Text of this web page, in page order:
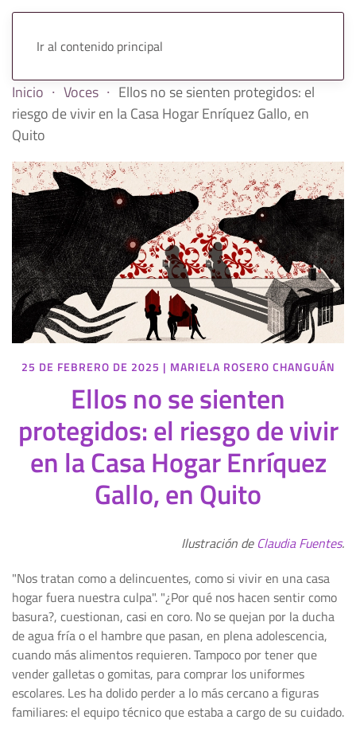
Ir al contenido principal
Inicio Voces
Ellos no se sienten protegidos: el
riesgo de vivir en la Casa Hogar Enríquez Gallo, en
Quito
25 DE FEBRERO DE 2025 | MARIELA ROSERO CHANGUÁN
Ellos no se sienten
protegidos: el riesgo de vivir
en la Casa Hogar Enríquez
Gallo, en Quito
Ilustración deClaudia Fuentes.
"Nos tratan como a delincuentes, como si vivir en una casa
hogar fuera nuestra culpa". "¿Por qué nos hacen sentir como
basura?, cuestionan, casi en coro. No se quejan por la ducha
de agua fría o el hambre que pasan, en plena adolescencia,
cuando más alimentos requieren. Tampoco por tener que
vender galletas o gomitas, para comprar los uniformes
escolares. Les ha dolido perder a lo más cercano a figuras
familiares: el equipo técnico que estaba a cargo de su cuidado.